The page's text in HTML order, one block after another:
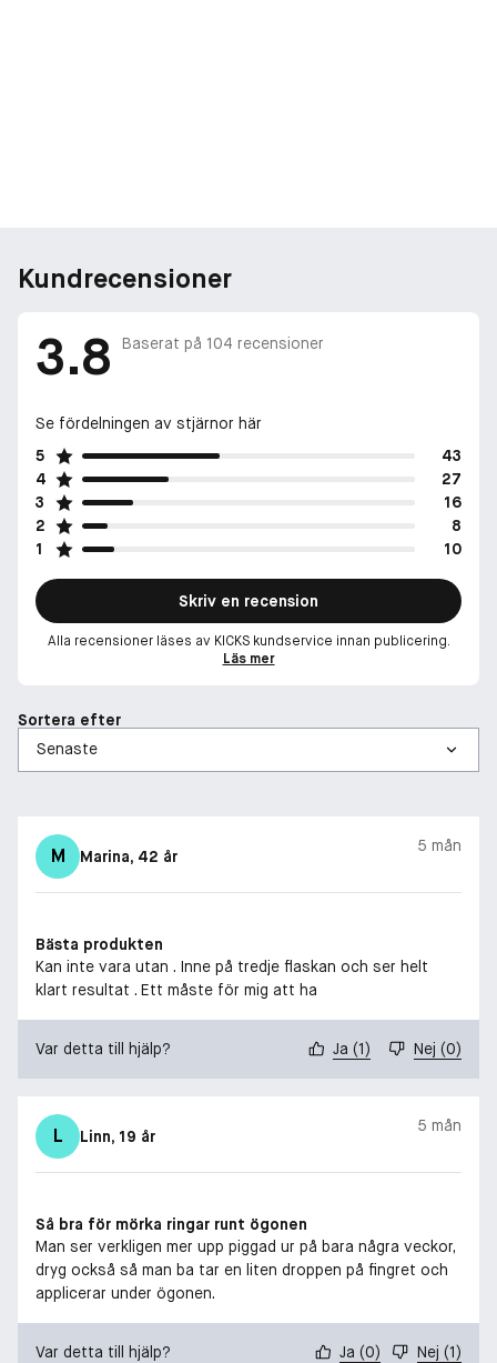
Kundrecensioner
3.8 Baserat på 104 recensioner
Se fördelningen av stjärnor här
5
43
4
27
3
16
2
8
1
10
Skriv en recension
Alla recensioner läses av KICKS kundservice innan publicering.
Läs mer
Sortera efter
M Marina, 42 år
5 mån
Bästa produkten
Kan inte vara utan . Inne på tredje flaskan och ser helt
klart resultat . Ett måste för mig att ha
Var detta till hjälp? Ja (1) Nej (0)
L Linn, 19 år
5 mån
Så bra för mörka ringar runt ögonen
Man ser verkligen mer upp piggad ur på bara några veckor,
dryg också så man ba tar en liten droppen på fingret och
applicerar under ögonen.
Var detta till hjälp? Ja (0) Nej (1)